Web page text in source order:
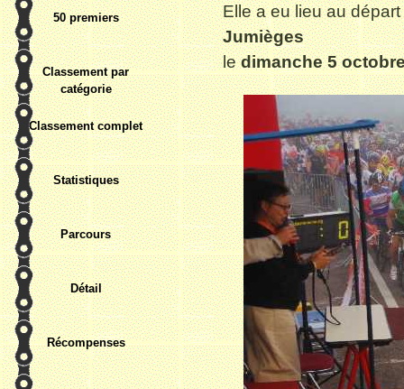
50 premiers
Classement par
catégorie
Classement complet
Statistiques
Parcours
Détail
Récompenses
Elle a eu lieu au
Jumièges
ledimanche 5